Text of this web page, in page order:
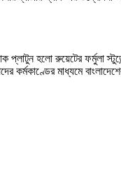
হলো রুয়েটের ফর্মুলা
মাধ্যমে